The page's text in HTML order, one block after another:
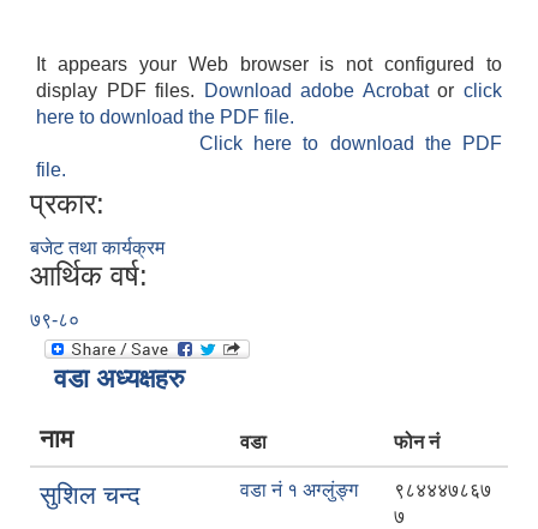
It appears your Web browser is not configured to
display PDF files.
Download adobe Acrobatorclick
here to download the PDF file.
Click here to download the PDF
file.
प्रकार:
बजेट तथा कार्यक्रम
आर्थिक वर्ष:
७९-८०
वडा अध्यक्षहरु
नाम वडा फोन नं
सुशिल चन्द वडा नं १ अग्लुंङ्ग
९८४४४७८६७
७